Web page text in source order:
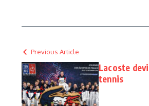
Previous Article
Lacoste
tennis